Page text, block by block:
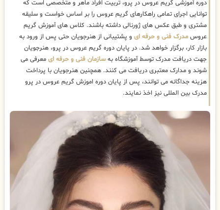
دوره آموزشی گریم عروس در پرو، تربیت افراد ماهر و متخصصی است که
توانایی اجرای تمامی راهکارهای گریم عروس را بر اساس خواست و سلیقه
مشتری و طبق عکس های ژورنالی داشته باشند. کلاس های آموزش گریم
عروس مدرک فنی و حرفه ای و پشتیبانی از هنرجویان حتی پس از ورود به
بازار کار، برگزار خواهد شد. در پایان دوره گریم عروس در پرو، هنرجویان
جهت دریافت مدرک توسط آموزشگاه بهسازمان فنی و حرفه ای معرفی می
شوند و مدارک معتبری دریافت می کنند. همچنین هنرجویان با پرداخت
هزینه جداگانه می توانند، پس از پایان دوره اموزش گریم عروس در پرو
مدرک بین المللی نیز اخذ نمایند.